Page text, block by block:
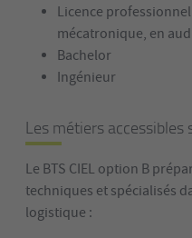
Licence
mécatronique, en
Bachelor
Ingénieur
Les métiers accessibles
Le BTS CIEL option B
techniques et spécialisés
logistique :